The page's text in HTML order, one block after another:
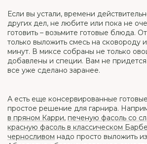
Если вы устали, времени
других дел, не любите или пока не
готовить – возьмите готовые блюда.
только выложить смесь на сковороду
минут. В миксе собраны не только
добавлены и специи. Вам не
все уже сделано заранее.
А есть еще консервированные
простое решение для гарнира.
в пряном Карри, печеную фасоль со
красную фасоль в классическом
черносливом надо просто выложить